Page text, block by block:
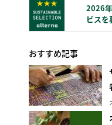
2026
ビスを
おすすめ記事